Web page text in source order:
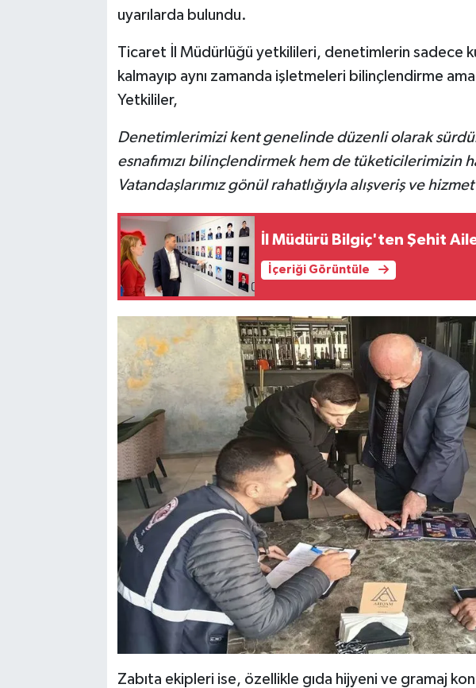
uyarılarda bulundu.
Ticaret İl Müdürlüğü yetkilileri, denetimlerin sadece
kalmayıp aynı zamanda işletmeleri bilinçlendirme
Yetkililer,
Denetimlerimizi kent genelinde düzenli olarak
esnafımızı bilinçlendirmek hem de tüketicilerimizin
Vatandaşlarımız gönül rahatlığıyla alışveriş ve
İl Müdürü Bilgiç'ten Şehit
İçeriği Görüntüle
Zabıta ekipleri ise, özellikle gıda hijyeni ve gramaj